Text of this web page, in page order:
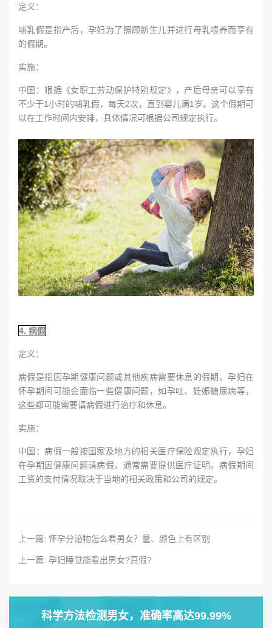
定义：
哺乳假是指产后，孕妇为了照顾新生儿并进行母乳喂养而享有
的假期。
实施：
中国：根据《女职工劳动保护特别规定》，产后母亲可以享有
不少于1小时的哺乳假，每天2次，直到婴儿满1岁。这个假期可
以在工作时间内安排，具体情况可根据公司规定执行。
4. 病假
定义：
病假是指因孕期健康问题或其他疾病需要休息的假期。孕妇在
怀孕期间可能会面临一些健康问题，如孕吐、妊娠糖尿病等，
这些都可能需要请病假进行治疗和休息。
实施：
中国：病假一般按国家及地方的相关医疗保险规定执行，孕妇
在孕期因健康问题请病假，通常需要提供医疗证明。病假期间
工资的支付情况取决于当地的相关政策和公司的规定。
上一篇: 怀孕分泌物怎么看男女？量、颜色上有区别
上一篇: 孕妇睡觉能看出男女?真假?
科学方法检测男女，准确率高达99.99%